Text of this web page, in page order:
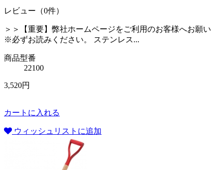
レビュー（0件）
＞＞【重要】弊社ホームページをご利用のお客様へお願い
※必ずお読みください。 ステンレス...
商品型番
22100
3,520円
カートに入れる
ウィッシュリストに追加